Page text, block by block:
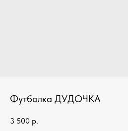
Футболка ДУДОЧКА
3 500 р.